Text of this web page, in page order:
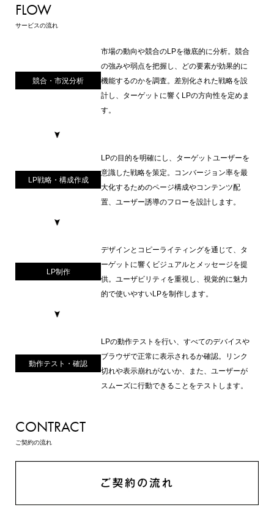
FLOW
サービスの流れ
競合・市況分析
市場の動向や競合のLPを徹底的に分析。競合
の強みや弱点を把握し、どの要素が効果的に
機能するのかを調査。差別化された戦略を設
計し、ターゲットに響くLPの方向性を定めま
す。
LP戦略・構成作成
LPの目的を明確にし、ターゲットユーザーを
意識した戦略を策定。コンバージョン率を最
大化するためのページ構成やコンテンツ配
置、ユーザー誘導のフローを設計します。
LP制作
デザインとコピーライティングを通じて、タ
ーゲットに響くビジュアルとメッセージを提
供。ユーザビリティを重視し、視覚的に魅力
的で使いやすいLPを制作します。
動作テスト・確認
LPの動作テストを行い、すべてのデバイスや
ブラウザで正常に表示されるか確認。リンク
切れや表示崩れがないか、また、ユーザーが
スムーズに行動できることをテストします。
CONTRACT
ご契約の流れ